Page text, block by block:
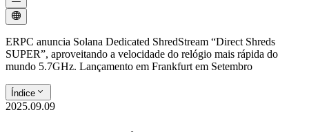
ERPC anuncia Solana Dedicated ShredStream “Direct Shreds
SUPER”, aproveitando a velocidade do relógio mais rápida do
mundo 5.7GHz. Lançamento em Frankfurt em Setembro
Índice
2025.09.09